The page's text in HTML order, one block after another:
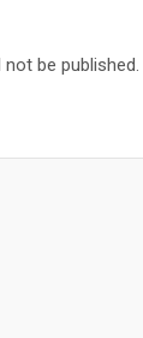
be published.